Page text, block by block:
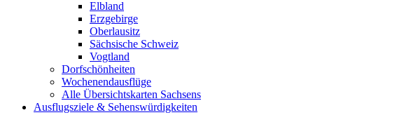
Elbland
Erzgebirge
Oberlausitz
Sächsische Schweiz
Vogtland
Dorfschönheiten
Wochenendausflüge
Alle Übersichtskarten Sachsens
Ausflugsziele & Sehenswürdigkeiten